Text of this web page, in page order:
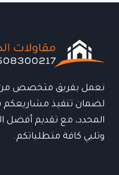
نعمل بفريق متخصص من
لضمان تنفيذ مشاريعكم
المحدد، مع تقديم أفضل
وتلبي كافة متطلباتكم.